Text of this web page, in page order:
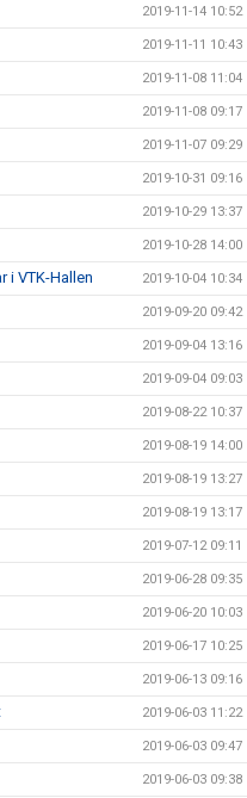
2019-11-14 10:52
2019-11-11 10:43
2019-11-08 11:04
2019-11-08 09:17
2019-11-07 09:29
2019-10-31 09:16
2019-10-29 13:37
2019-10-28 14:00
i VTK-Hallen 2019-10-04 10:34
2019-09-20 09:42
2019-09-04 13:16
2019-09-04 09:03
2019-08-22 10:37
2019-08-19 14:00
2019-08-19 13:27
2019-08-19 13:17
2019-07-12 09:11
2019-06-28 09:35
2019-06-20 10:03
2019-06-17 10:25
2019-06-13 09:16
2019-06-03 11:22
2019-06-03 09:47
2019-06-03 09:38